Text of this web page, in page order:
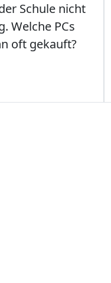
Schule nicht
Welche PCs
oft gekauft?